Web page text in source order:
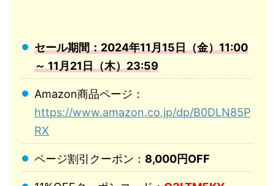
セール期間：2024年11月15日（金）11:00
～ 11月21日（木）23:59
Amazon商品ページ：
https://www.amazon.co.jp/dp/B0DLN85P
RX
ページ割引クーポン： 8,000円OFF